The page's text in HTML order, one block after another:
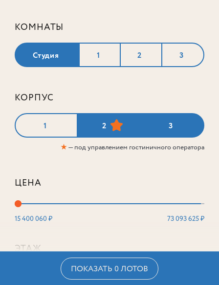
КОМНАТЫ
Студия 1 2 3
КОРПУС
1 2 3
★— под управлением гостиничного оператора
ЦЕНА
15 400 060 ₽ 73 093 625 ₽
ЭТАЖ
ПОКАЗАТЬ 0 ЛОТОВ